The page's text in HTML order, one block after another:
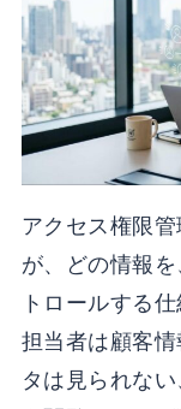
アクセス権限
が、どの情報
トロールする
担当者は顧客
タは見られな